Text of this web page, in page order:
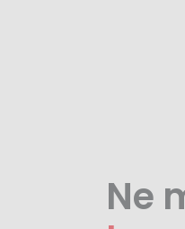
Ne